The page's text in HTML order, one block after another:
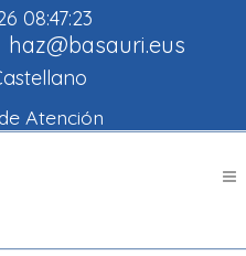
08:47:23
haz@basauri.eus
Atención